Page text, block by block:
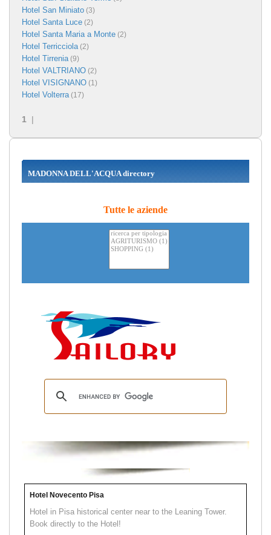
Hotel San Miniato (3)
Hotel Santa Luce (2)
Hotel Santa Maria a Monte (2)
Hotel Terricciola(2)
Hotel Tirrenia(9)
Hotel VALTRIANO (2)
Hotel VISIGNANO (1)
Hotel Volterra(17)
1 |
MADONNA DELL'ACQUA directory
Tutte le aziende
Hotel Novecento Pisa
Hotel in Pisa historical center near to the Leaning Tower.
Book directly to the Hotel!